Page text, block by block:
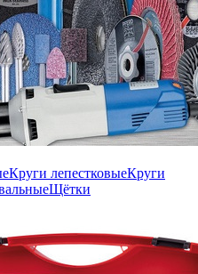
Круги лепестковыеКруги
Щётки